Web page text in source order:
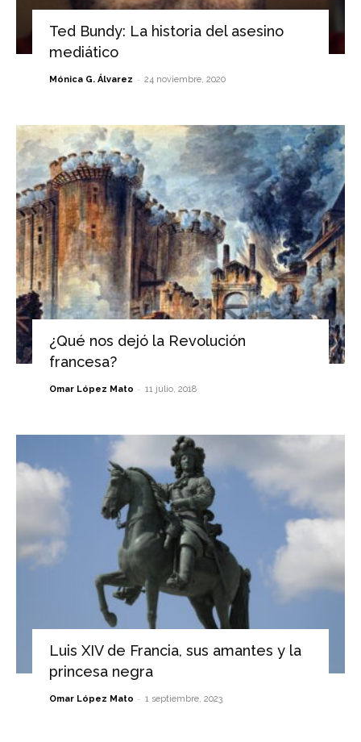
Ted Bundy: La historia del asesino
mediático
Mónica G. Álvarez - 24 noviembre, 2020
¿Qué nos dejó la Revolución
francesa?
Omar López Mato - 11 julio, 2018
Luis XIV de Francia, sus amantes y la
princesa negra
Omar López Mato - 1 septiembre, 2023